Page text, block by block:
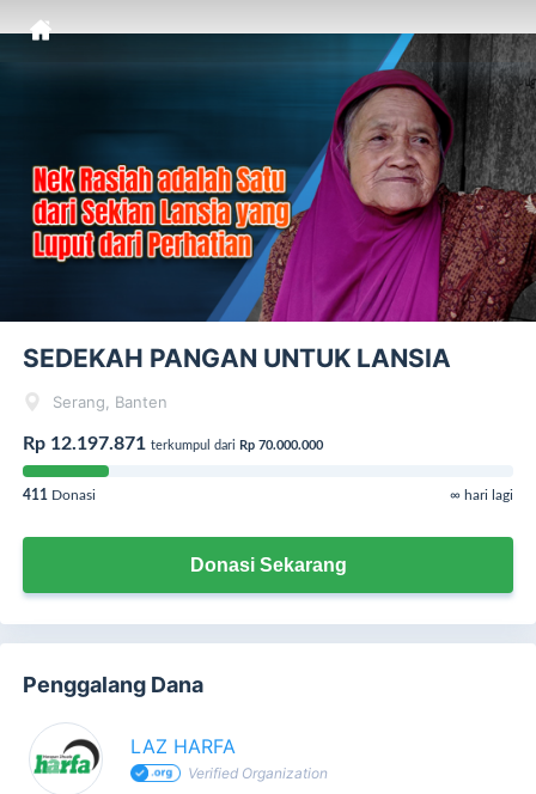
SEDEKAH PANGAN UNTUK LANSIA
Serang, Banten
Rp 12.197.871 terkumpul dari Rp 70.000.000
411 Donasi ∞ hari lagi
Donasi Sekarang
Penggalang Dana
LAZ HARFA
Verified Organization